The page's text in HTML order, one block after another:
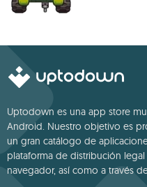
Uptodown es una app store
Android. Nuestro objetivo es
un gran catálogo de
plataforma de distribución
navegador, así como a través